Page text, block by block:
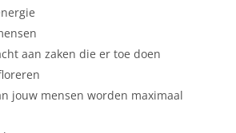
aan zaken die er toe doen
jouw mensen worden maximaal